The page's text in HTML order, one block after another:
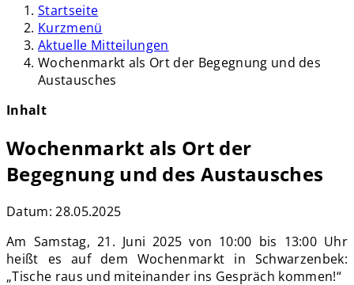
Startseite
Kurzmenü
Aktuelle Mitteilungen
Wochenmarkt als Ort der Begegnung und des
Austausches
Inhalt
Wochenmarkt als Ort der
Begegnung und des Austausches
Datum:28.05.2025
Am Samstag, 21. Juni 2025 von 10:00 bis 13:00 Uhr
heißt es auf dem Wochenmarkt in Schwarzenbek:
„Tische raus und miteinander ins Gespräch kommen!“